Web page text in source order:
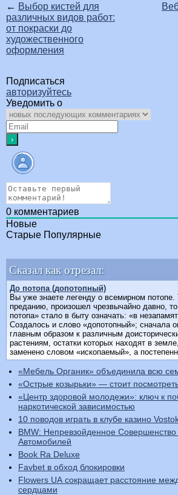
← Выбор кистей для
различных видов работ:
от покраски до
художественного
оформления
Подписаться
авторизуйтесь
Уведомить о
0 комментариев
Новые
Старые Популярные
Сказал как отрезал:
До потопа (допотопный)
Вы уже знаете легенду о всемирном потопе.
преданию, произошел чрезвычайно давно,
потопа» стало в быту означать: «в
Создалось и слово «допотопный»; сначала
главным образом к различным
растениям, остатки которых находят в
заменено словом «ископаемый», а
«Мебель Органик» объединила всю
«Острые козырьки» — стоит
«Центр здоровой молодежи»: ключ к
наркотической зависимостью
10 поводов играть в клубе казино
BMW: Непревзойденное
Автомобилей
Book Ra Deluxe
Favbet в обход блокировки
Flowers UA сокращает расстояние
сердцами